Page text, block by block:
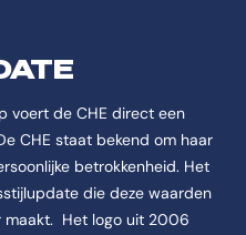
voert de CHE direct een
CHE staat bekend om haar
betrokkenheid. Het
die deze waarden
maakt. Het logo uit 2006